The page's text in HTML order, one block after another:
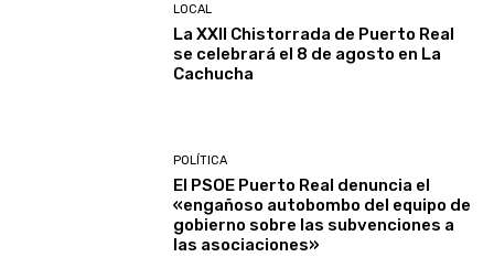
LOCAL
La XXII Chistorrada de Puerto Real
se celebrará el 8 de agosto en La
Cachucha
POLÍTICA
El PSOE Puerto Real denuncia el
«engañoso autobombo del equipo de
gobierno sobre las subvenciones a
las asociaciones»